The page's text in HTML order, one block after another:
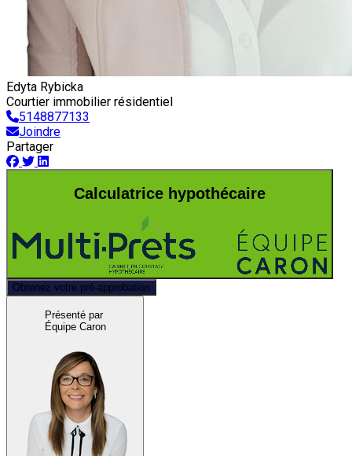
Edyta Rybicka
Courtier immobilier résidentiel
5148877133
Joindre
Partager
Calculatrice hypothécaire
Obtenez votre pré-approbation
Présenté par
Équipe Caron